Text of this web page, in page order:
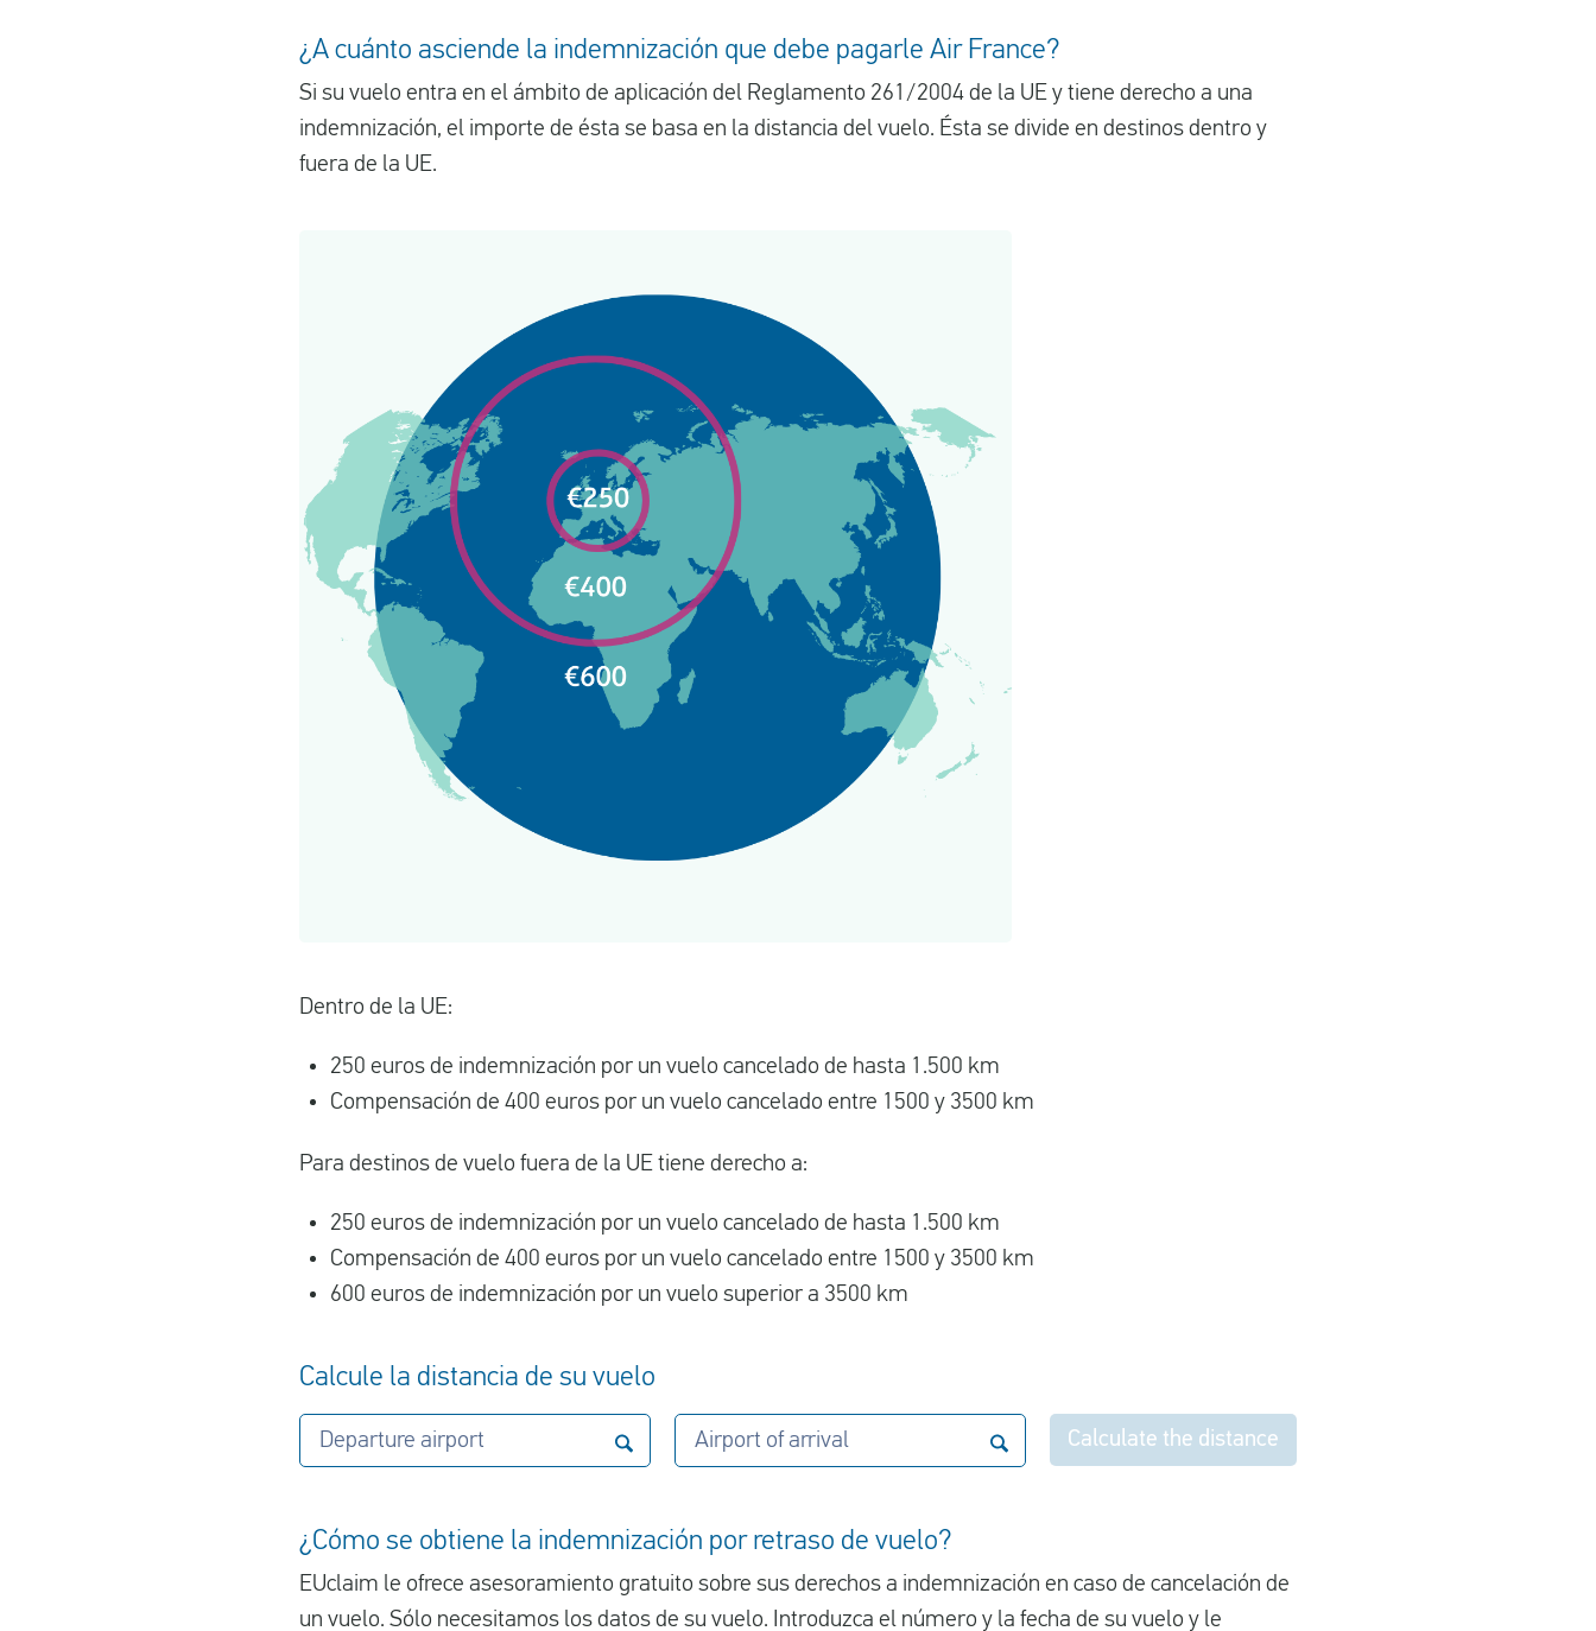
¿A cuánto asciende la indemnización que debe pagarle Air France?
Si su vuelo entra en el ámbito de aplicación del Reglamento 261/2004 de la UE y tiene derecho a una
indemnización, el importe de ésta se basa en la distancia del vuelo. Ésta se divide en destinos dentro y
fuera de la UE.
Dentro de la UE:
250 euros de indemnización por un vuelo cancelado de hasta 1.500 km
Compensación de 400 euros por un vuelo cancelado entre 1500 y 3500 km
Para destinos de vuelo fuera de la UE tiene derecho a:
250 euros de indemnización por un vuelo cancelado de hasta 1.500 km
Compensación de 400 euros por un vuelo cancelado entre 1500 y 3500 km
600 euros de indemnización por un vuelo superior a 3500 km
Calcule la distancia de su vuelo
Departure airport Airport of arrival Calculate the distance
¿Cómo se obtiene la indemnización por retraso de vuelo?
EUclaim le ofrece asesoramiento gratuito sobre sus derechos a indemnización en caso de cancelación de
un vuelo. Sólo necesitamos los datos de su vuelo. Introduzca el número y la fecha de su vuelo y le